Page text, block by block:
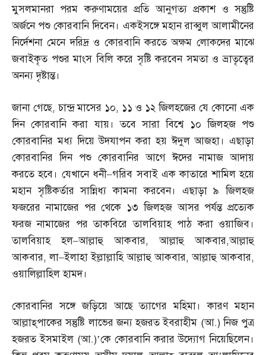
মুসলমানরা পরম করুণাময়ের প্রতি আনুগত্য প্রকাশ ও সন্তুষ্টি
অর্জনে পশু কোরবানি দিবেন। একইসঙ্গে মহান রাব্বুল আলামীনের
নির্দেশনা মেনে দরিদ্র ও কোরবানি করতে অক্ষম লোকদের মাঝে
জবাইকৃত পশুর মাংস বিলি করে সৃষ্টি করবেন সমতা ও ভ্রাতৃত্বের
অনন্য দৃষ্টান্ত।
জানা গেছে,চান্দ্র মাসের ১০, ১১ ও ১২ জিলহজের যে কোনো এক
দিন কোরবানি করা যায়। তবে সারা বিশ্বে ১০ জিলহজ পশু
কোরবানির মধ্য দিয়ে উদযাপন করা হয় ঈদুল আজহা। এছাড়া
কোরবানির দিন পশু কোরবানির আগে ঈদের নামাজ আদায়
করতে হবে। যেখানে ধনী–গরিব সবাই এক কাতারে শামিল হয়ে
মহান সৃষ্টিকর্তার সান্নিধ্য কামনা করবেন। এছাড়া ৯ জিলহজ
ফজরের নামাজের পর থেকে ১৩ জিলহজ আসর পর্যন্ত প্রত্যেক
ফরজ নামাজের পর তাকবিরে তালবিয়াহ পাঠ করা ওয়াজিব।
তালবিয়াহ হল–আল্লাহু আকবার,আল্লাহু আকবার,আল্লাহু
আকবার,লা–ইলাহা ইল্লাল্লাহি আল্লাহু আকবার,আল্লাহু আকবার,
ওয়ালিল্লাহিল হামদ।
কোরবানির সঙ্গে জড়িয়ে আছে ত্যাগের মহিমা। কারণ মহান
আল্লাহ্‌পাকের সন্তুষ্টি লাভের জন্য হজরত ইবরাহীম (আ.)নিজ পুত্র
হজরত ইসমাইল (আ.)’কে কোরবানি করার উদ্যোগ নিয়েছিলেন।